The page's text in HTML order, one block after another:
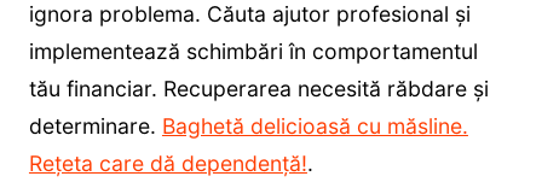
ignora problema. Căuta ajutor profesional și
implementează schimbări în comportamentul
tău financiar. Recuperarea necesită răbdare și
determinare. Baghetă delicioasă cu măsline.
Rețeta care dă dependență!.